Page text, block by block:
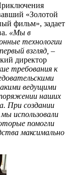
«Золотой
фильм», задает
«Мы в
технологии
взгляд, –
директор
требования к
ведущими
наших
При создании
использовали
помогли
максимально